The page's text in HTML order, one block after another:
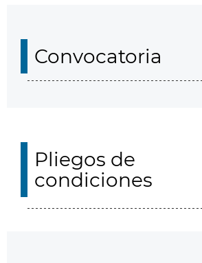
Convocatoria
Pliegos de
condiciones